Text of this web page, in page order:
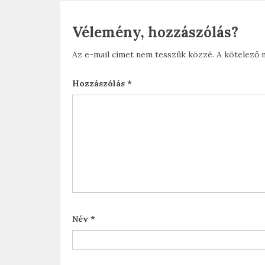
Vélemény, hozzászólás?
Az e-mail címet nem tesszük közzé. A kötelező
Hozzászólás *
Név *